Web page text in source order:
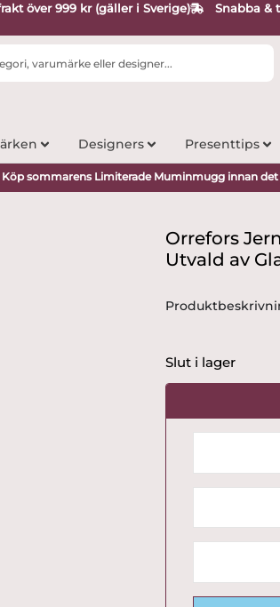
över 999 kr (gäller i Sverige) Snabba &
Designers Presenttips
Köp sommarens Limiterade Muminmugg innan
Orrefors
Utvald av
Slut i lager